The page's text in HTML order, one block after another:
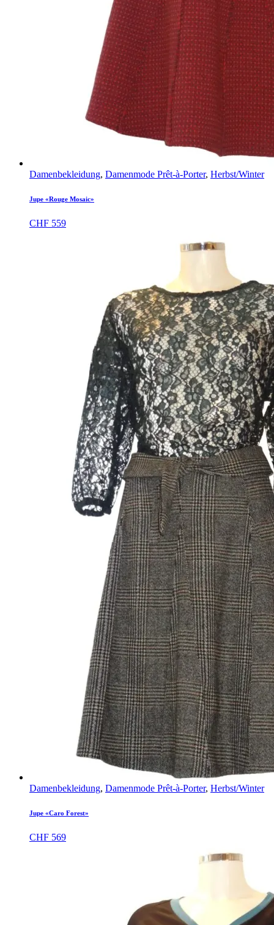
Damenbekleidung, Damenmode Prêt-à-Porter, Herbst/Winter
Jupe «Rouge Mosaic»
CHF 559
Damenbekleidung, Damenmode Prêt-à-Porter, Herbst/Winter
Jupe «Caro Forest»
CHF 569